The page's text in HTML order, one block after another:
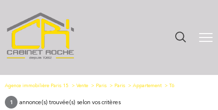
Agence immobilière Paris 15 Vente Paris Paris Appartement T6
1 annonce(s) trouvée(s) selon vos critères